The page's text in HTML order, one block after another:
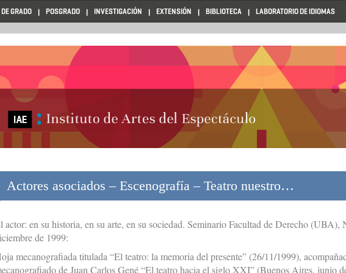
GRADO POSGRADO INVESTIGACIÓN EXTENSIÓN BIBLIOTECA LABORATORIO DE IDIOMAS
Actores asociados – Escenografía – Teatro nuestro…
actor: en su historia, en su arte, en su sociedad. Seminario Facultad de Derecho (UBA),
de 1999:
mecanografiada titulada “El teatro: la memoria del presente” (26/11/1999),
de Juan Carlos Gené “El teatro hacia el siglo XXI” (Buenos Aires, junio